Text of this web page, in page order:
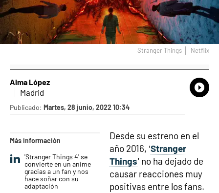
Stranger Things Netflix
Alma López
Madrid
Publicado: Martes, 28 junio, 2022 10:34
Más información
'Stranger Things 4' se
convierte en un anime
gracias a un fan y nos
hace soñar con su
adaptación
Desde su estreno en el
año 2016, ‘Stranger
Things’ no ha dejado de
causar reacciones muy
positivas entre los fans.